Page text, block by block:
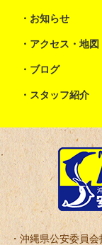
お知らせ
アクセス・地図
ブログ
スタッフ紹介
沖縄県公安委員